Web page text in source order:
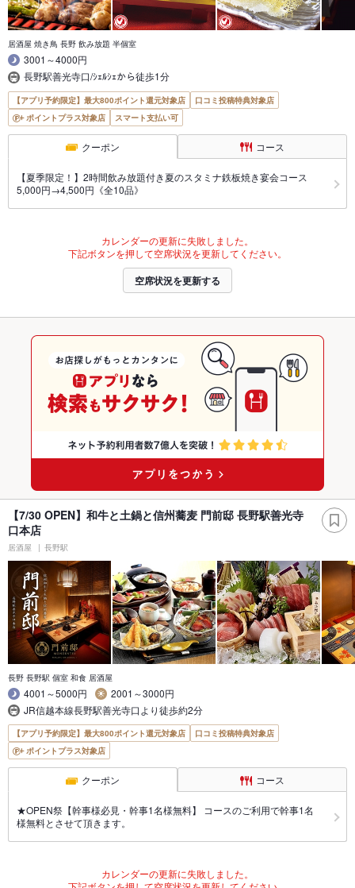
居酒屋 焼き鳥 長野 飲み放題 半個室
3001～4000円
長野駅善光寺口/ｼｪﾙｼｪから徒歩1分
【アプリ予約限定】最大800ポイント還元対象店
口コミ投稿特典対象店
ポイントプラス対象店
スマート支払い可
クーポン コース
【夏季限定！】2時間飲み放題付き夏のスタミナ鉄板焼き宴会コース
5,000円→4,500円《全10品》
カレンダーの更新に失敗しました。
下記ボタンを押して空席状況を更新してください。
空席状況を更新する
【7/30 OPEN】和牛と土鍋と信州蕎麦 門前邸 長野駅善光寺
口本店
居酒屋 長野駅
長野 長野駅 個室 和食 居酒屋
4001～5000円
2001～3000円
JR信越本線長野駅善光寺口より徒歩約2分
【アプリ予約限定】最大800ポイント還元対象店
口コミ投稿特典対象店
ポイントプラス対象店
クーポン コース
★OPEN祭【幹事様必見・幹事1名様無料】 コースのご利用で幹事1名
様無料とさせて頂きます。
カレンダーの更新に失敗しました。